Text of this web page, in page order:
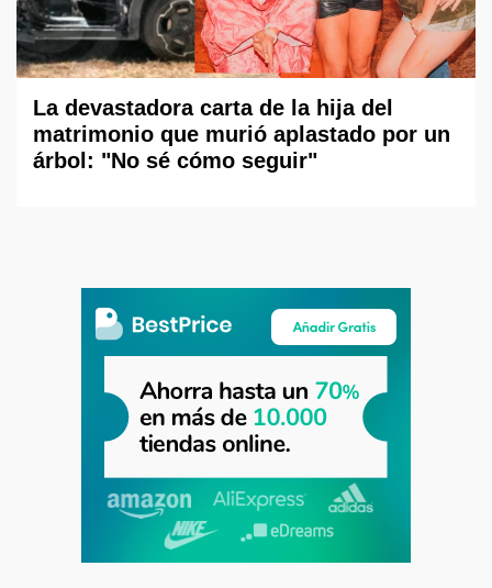
La devastadora carta de la hija del
matrimonio que murió aplastado por un
árbol: "No sé cómo seguir"